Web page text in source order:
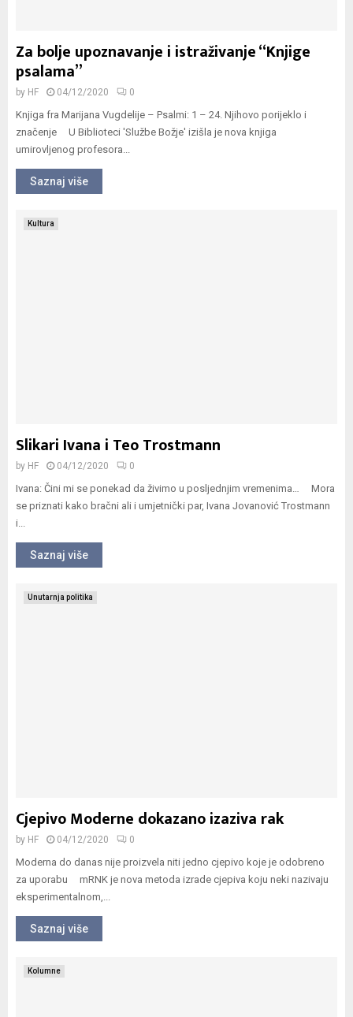
Za bolje upoznavanje i istraživanje “Knjige
psalama”
by HF 04/12/2020 0
Knjiga fra Marijana Vugdelije – Psalmi: 1 – 24. Njihovo porijeklo i
značenje U Biblioteci 'Službe Božje' izišla je nova knjiga
umirovljenog profesora...
Saznaj više
Kultura
Slikari Ivana i Teo Trostmann
by HF 04/12/2020 0
Ivana: Čini mi se ponekad da živimo u posljednjim vremenima… Mora
se priznati kako bračni ali i umjetnički par, Ivana Jovanović Trostmann
i...
Saznaj više
Unutarnja politika
Cjepivo Moderne dokazano izaziva rak
by HF 04/12/2020 0
Moderna do danas nije proizvela niti jedno cjepivo koje je odobreno
za uporabu mRNK je nova metoda izrade cjepiva koju neki nazivaju
eksperimentalnom,...
Saznaj više
Kolumne